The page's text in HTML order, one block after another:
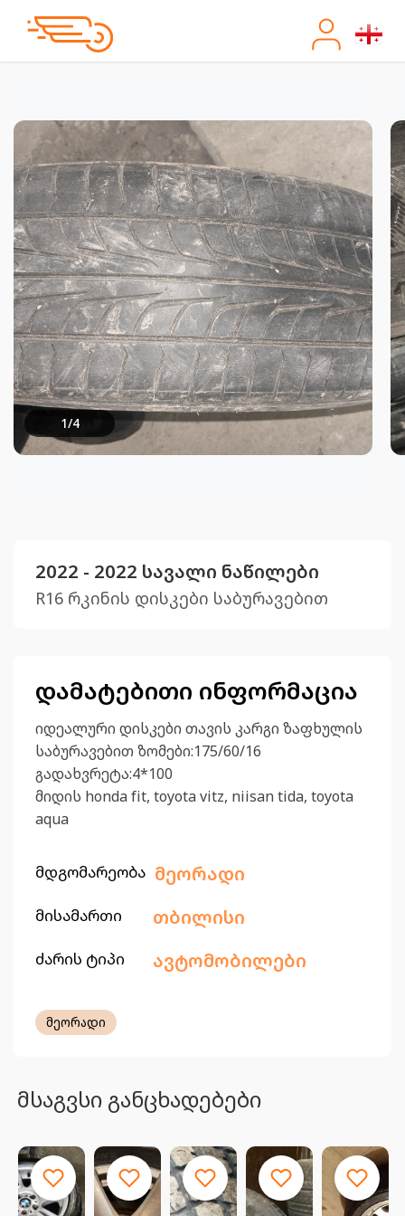
1/4
2022 - 2022 სავალი ნაწილები
R16 რკინის დისკები საბურავებით
დამატებითი ინფორმაცია
იდეალური დისკები თავის კარგი ზაფხულის
საბურავებით ზომები:175/60/16
გადახვრეტა:4*100
მიდის honda fit, toyota vitz, niisan tida, toyota
aqua
მდგომარეობა მეორადი
მისამართი თბილისი
ძარის ტიპი ავტომობილები
მეორადი
მსაგვსი განცხადებები